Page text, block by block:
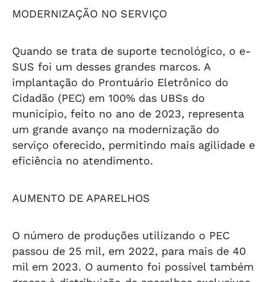
MODERNIZAÇÃO NO SERVIÇO
Quando se trata de suporte tecnológico, o e-
SUS foi um desses grandes marcos. A
implantação do Prontuário Eletrônico do
Cidadão (PEC) em 100% das UBSs do
município, feito no ano de 2023, representa
um grande avanço na modernização do
serviço oferecido, permitindo mais agilidade e
eficiência no atendimento.
AUMENTO DE APARELHOS
O número de produções utilizando o PEC
passou de 25 mil, em 2022, para mais de 40
mil em 2023. O aumento foi possível também